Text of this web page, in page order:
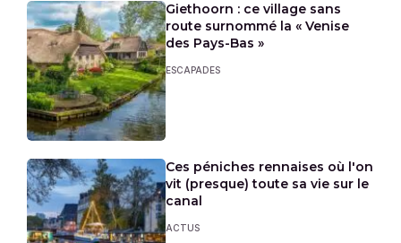
Giethoorn : ce village sans
route surnommé la « Venise
des Pays-Bas »
ESCAPADES
Ces péniches rennaises où l'on
vit (presque) toute sa vie sur le
canal
ACTUS